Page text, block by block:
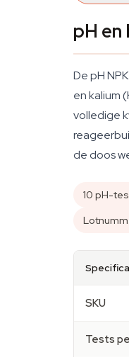
pH
De pH
en kalium
volledige
de doos
10 pH-
SKU
Tests